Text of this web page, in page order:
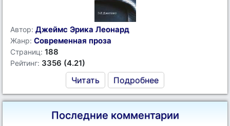
Автор: Джеймс Эрика Леонард
Жанр: Современная проза
Страниц: 188
Рейтинг: 3356 (4.21)
Читать Подробнее
Последние комментарии